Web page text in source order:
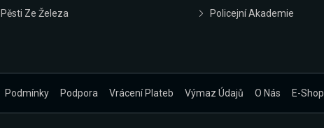
Pěsti Ze Železa
Policejní Akademie
Podmínky Podpora Vrácení Plateb Výmaz Údajů O Nás E-Shop